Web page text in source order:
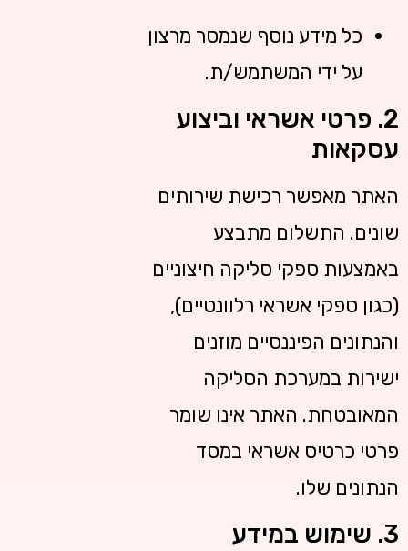
כל מידע נוסף שנמסר מרצון
על ידי המשתמש/ת.
2. פרטי אשראי וביצוע
עסקאות
האתר מאפשר רכישת שירותים
שונים. התשלום מתבצע
באמצעות ספקי סליקה חיצוניים
(כגון ספקי אשראי רלוונטיים),
והנתונים הפיננסיים מוזנים
ישירות במערכת הסליקה
המאובטחת. האתר אינו שומר
פרטי כרטיס אשראי במסד
הנתונים שלו.
3. שימוש במידע